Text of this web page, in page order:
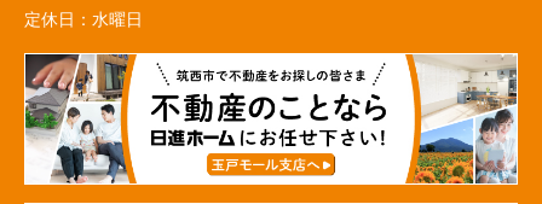
定休日： 水曜日